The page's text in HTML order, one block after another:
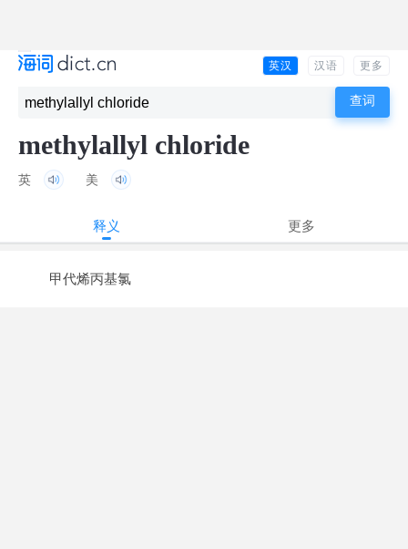
英汉 汉语 更多
methylallyl chloride
英 美
释义 更多
甲代烯丙基氯